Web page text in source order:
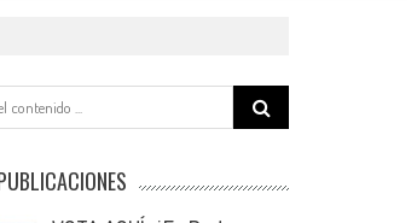
Search
for: